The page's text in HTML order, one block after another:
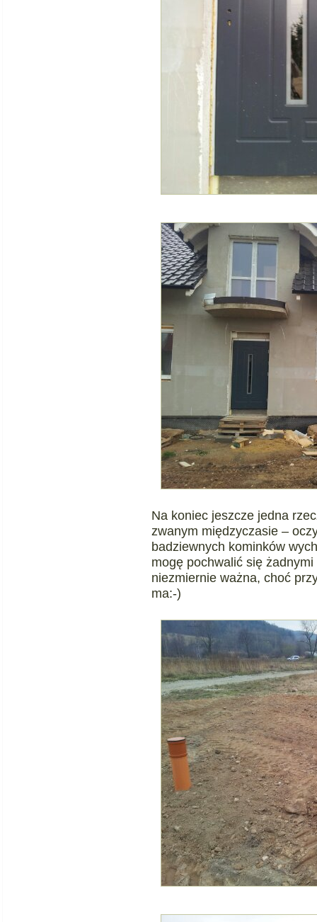
Na koniec jeszcze jedna
zwanym międzyczasie –
badziewnych kominków
mogę pochwalić się
niezmiernie ważna, choć
ma:-)